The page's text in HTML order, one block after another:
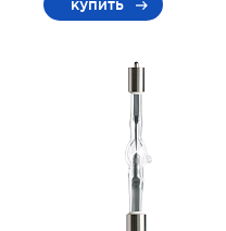
купить